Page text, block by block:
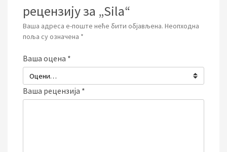
рецензију за „Sila“
Ваша адреса е-поште неће бити објављена. Неопходна
поља су означена *
Ваша оцена *
Ваша рецензија *